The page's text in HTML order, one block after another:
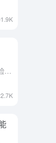
综合介绍 RF-DETR 是 Roboflow 团队开发的一个开源对象检测模型。它基于 Transformer 架构，核心特点是实时高效。模型在微软 COCO 数据集上首次实现超过 60 AP 的实时...